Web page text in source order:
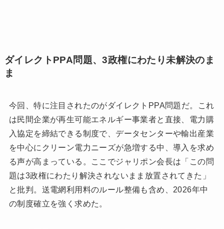
ダイレクトPPA問題、3政権にわたり未解決のま
ま
今回、特に注目されたのがダイレクトPPA問題だ。これ
は民間企業が再生可能エネルギー事業者と直接、電力購
入協定を締結できる制度で、データセンターや輸出産業
を中心にクリーン電力ニーズが急増する中、導入を求め
る声が高まっている。ここでジャリポン会長は「この問
題は3政権にわたり解決されないまま放置されてきた」
と批判。送電網利用料のルール整備も含め、2026年中
の制度確立を強く求めた。